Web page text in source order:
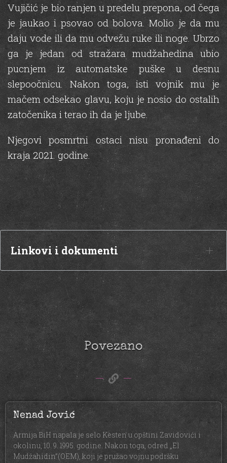
Vujičić je bio ranjen u predelu prepona, od čega
je jaukao i psovao od bolova. Molio je da mu
daju vode ili da mu odvežu ruke ili noge. Ubrzo
ga je jedan od stražara mudžahedina ubio
pucnjem iz automatske puške u desnu
slepoočnicu. Nakon toga, isti vojnik mu je
mačem odsekao glavu, koju je nosio do ostalih
zatočenika i terao ih da je ljube.
Njegovi posmrtni ostaci nisu pronađeni do
kraja 2021. godine.
Linkovi i dokumenti
Povezano
Nenad Jović
Armija BiH napala je selo Kesten u opštini Zavidovići i
okolinu, 10. 9. 1995. godine. Nakon toga, odred „El
Mudžahidin”(OEM), koji je pružao vojnu podršku